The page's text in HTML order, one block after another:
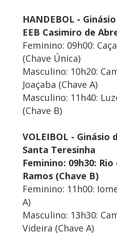
HANDEBOL -
EEB Casimiro de
Feminino: 09h00:
(Chave Única)
Masculino: 10h20:
Joaçaba (Chave A)
Masculino: 11h40:
(Chave B)
VOLEIBOL - Ginásio
Santa Teresinha
Feminino: 09h30: Rio
Ramos (Chave B)
Feminino: 11h00:
A)
Masculino: 13h30:
Videira (Chave A)